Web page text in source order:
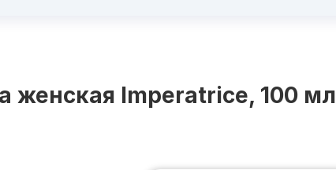
женская Imperatrice, 100 мл